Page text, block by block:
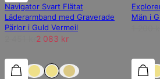
Navigator Svart Flätat
Läderarmband med Graverade
Pärlor i Guld Vermeil
2 083 kr
Män i
15% rabatt 15%